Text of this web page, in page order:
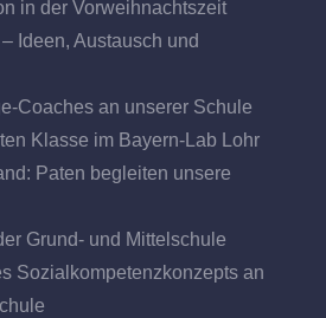
in der Vorweihnachtszeit
Ideen, Austausch und
Coaches an unserer Schule
Klasse im Bayern-Lab Lohr
Paten begleiten unsere
Grund- und Mittelschule
Sozialkompetenzkonzepts an